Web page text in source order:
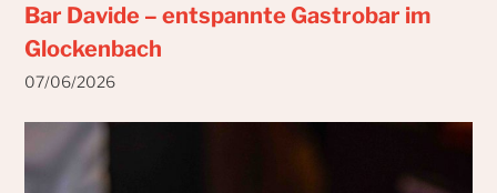
Bar Davide – entspannte Gastrobar im
Glockenbach
07/06/2026